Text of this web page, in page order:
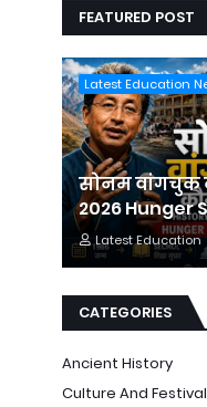
FEATURED POST
Latest Education
सोनम वांगचुक
2026 Hunger
Latest Education
CATEGORIES
Ancient History
Culture And